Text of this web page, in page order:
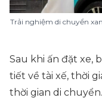
Trải nghiệm di chuyển
Sau khi ấn đặt xe,
tiết về tài xế, thời
thời gian di chuyển.